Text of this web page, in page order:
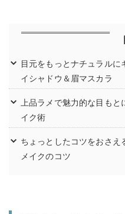
目元をもっとナチュラル
イシャドウ＆眉マスカラ
上品ラメで魅力的な目も
イク術
ちょっとしたコツをおさ
メイクのコツ